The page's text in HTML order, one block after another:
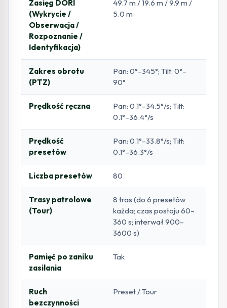
Zasięg DORI
(Wykrycie /
Obserwacja /
Rozpoznanie /
Identyfikacja)
49.7 m / 19.6 m / 9.9 m /
5.0 m
Zakres obrotu
(PTZ)
Pan: 0°–345°; Tilt: 0°–
90°
Prędkość ręczna
Pan: 0.1°–34.5°/s; Tilt:
0.1°–36.4°/s
Prędkość
presetów
Pan: 0.1°–33.8°/s; Tilt:
0.1°–36.3°/s
Liczba presetów 80
Trasy patrolowe
(Tour)
8 tras (do 6 presetów
każda; czas postoju 60–
360 s; interwał 900–
3600 s)
Pamięć po zaniku
zasilania
Tak
Ruch
bezczynności
Preset / Tour